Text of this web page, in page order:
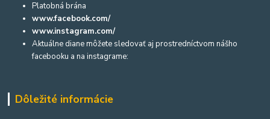
Platobná brána
www.facebook.com/
www.instagram.com/
Aktuálne diane môžete sledovať aj prostredníctvom nášho
facebooku a na instagrame:
Dôležité informácie